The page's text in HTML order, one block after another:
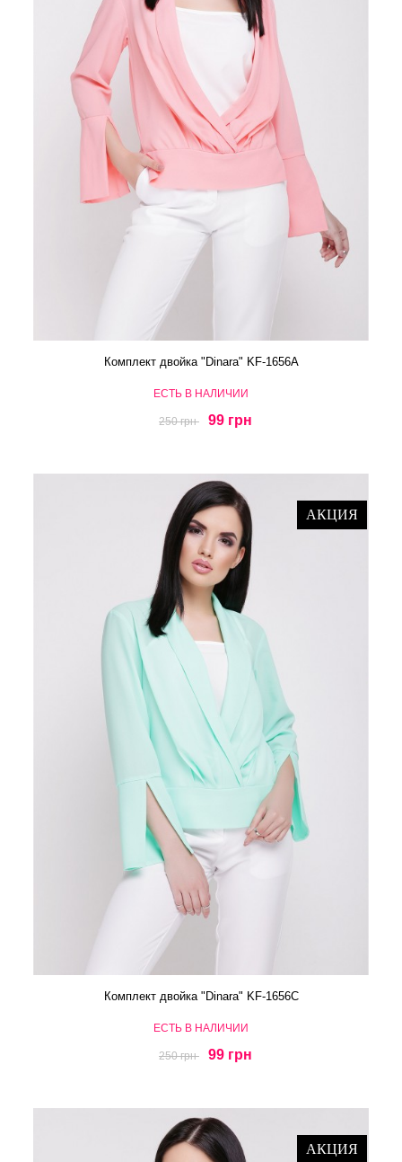
Комплект двойка "Dinara" KF-1656A
ЕСТЬ В НАЛИЧИИ
250 грн 99 грн
АКЦИЯ
Комплект двойка "Dinara" KF-1656C
ЕСТЬ В НАЛИЧИИ
250 грн 99 грн
АКЦИЯ